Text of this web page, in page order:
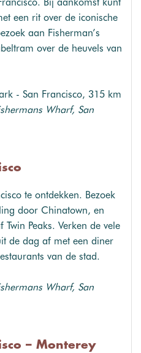
Bij aankomst kunt
een rit over de iconische
aan Fisherman’s
over de heuvels van
- San Francisco, 315 km
Wharf, San
te ontdekken. Bezoek
door Chinatown, en
Peaks. Verken de vele
de dag af met een diner
van de stad.
Wharf, San
– Monterey